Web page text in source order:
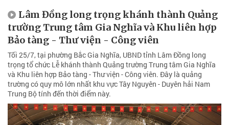
Lâm Đồng long trọng khánh thành Quảng
trường Trung tâm Gia Nghĩa và Khu liên hợp
Bảo tàng - Thư viện - Công viên
Tối 25/7, tại phường Bắc Gia Nghĩa, UBND tỉnh Lâm Đồng long
trọng tổ chức Lễ khánh thành Quảng trường Trung tâm Gia Nghĩa
và Khu liên hợp Bảo tàng - Thư viện - Công viên. Đây là quảng
trường có quy mô lớn nhất khu vực Tây Nguyên - Duyên hải Nam
Trung Bộ tính đến thời điểm này.